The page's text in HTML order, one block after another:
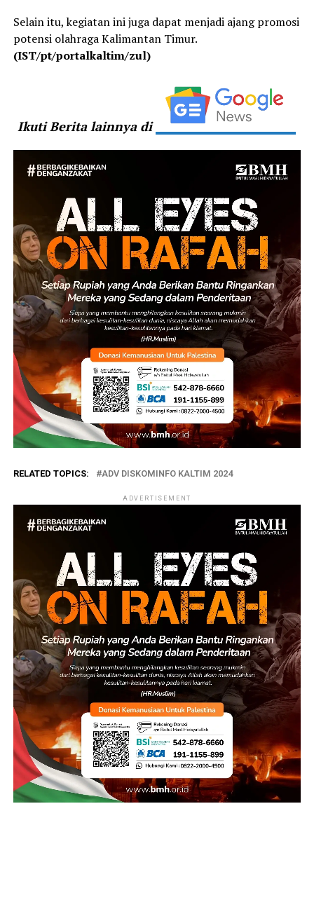
Selain itu, kegiatan ini juga dapat menjadi ajang promosi
potensi olahraga Kalimantan Timur.
(IST/pt/portalkaltim/zul)
Ikuti Berita lainnya di
RELATED TOPICS: ADV DISKOMINFO KALTIM 2024
ADVERTISEMENT